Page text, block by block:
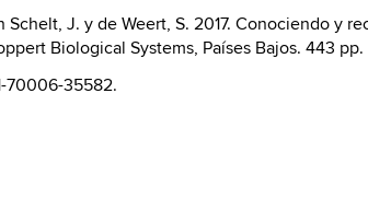
Schelt, J. y de Weert, S. 2017. Conociendo y
Biological Systems, Países Bajos. 443 pp.
70006-35582.